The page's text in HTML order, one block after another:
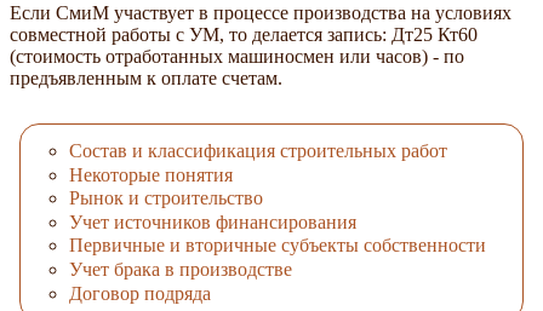
Если СмиМ участвует в процессе производства на условиях
совместной работы с УМ, то делается запись: Дт25 Кт60
(стоимость отработанных машиносмен или часов) - по
предъявленным к оплате счетам.
Состав и классификация строительных работ
Некоторые понятия
Рынок и строительство
Учет источников финансирования
Первичные и вторичные субъекты собственности
Учет брака в производстве
Договор подряда